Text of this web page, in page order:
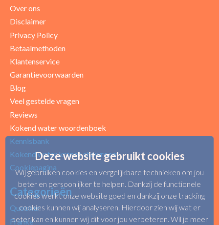
Uw beoordeling
Over ons
Disclaimer
Privacy Policy
Betaalmethoden
Klantenservice
Garantievoorwaarden
Blog
Veel gestelde vragen
Reviews
Kokend water woordenboek
Kennisbank
Kokend water kranen showroom
Cookiepagina
Categorieën
Quooker
Franke
Deze website gebruikt cookies
Wij gebruiken cookies en vergelijkbare technieken om jou
beter en persoonlijker te helpen. Dankzij de functionele
cookies werkt onze website goed en dankzij onze tracking
cookies kunnen wij analyseren. Hierdoor zien wij wat er
beter kan en kunnen wij dit voor jou verbeteren. Wil je meer